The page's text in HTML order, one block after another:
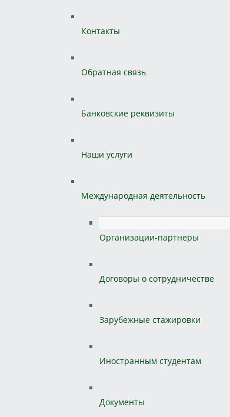
Контакты
Обратная связь
Банковские реквизиты
Наши услуги
Международная деятельность
Организации-партнеры
Договоры о сотрудничестве
Зарубежные стажировки
Иностранным студентам
Документы